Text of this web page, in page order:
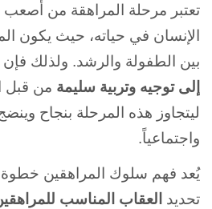
تعتبر مرحلة المراهقة من أصعب
الإنسان في حياته، حيث يكون
بين الطفولة والرشد. ولذلك فإن
إلىتوجيه وتربية سليمة من قبل
ليتجاوز هذه المرحلة بنجاح
واجتماعياً.
يُعد فهم سلوك المراهقين
تحديد العقاب المناسب